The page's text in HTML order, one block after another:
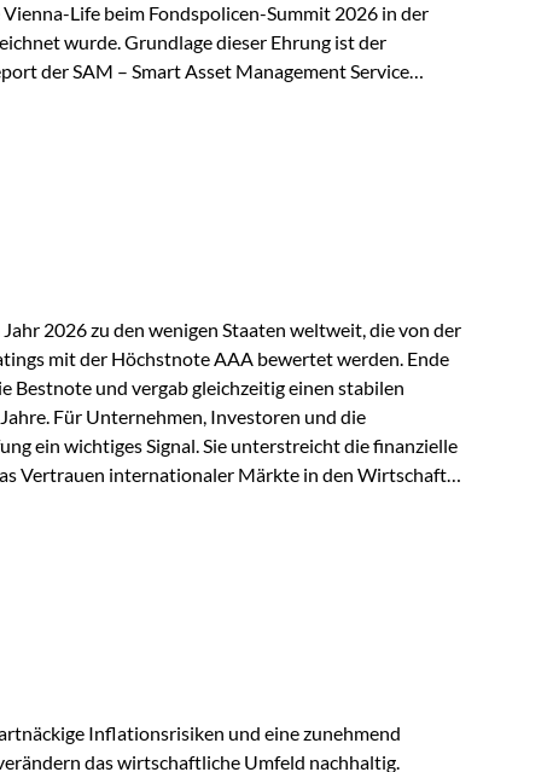
Life beim Fondspolicen-Summit 2026 in der
wurde. Grundlage dieser Ehrung ist der
der SAM – Smart Asset Management Service
Die ETF-Auswahl der Vienna-Life zählt zu den
2026 zu den wenigen Staaten weltweit, die von der
mit der Höchstnote AAA bewertet werden. Ende
Bestnote und vergab gleichzeitig einen stabilen
Für Unternehmen, Investoren und die
ein wichtiges Signal. Sie unterstreicht die finanzielle
Vertrauen internationaler Märkte in den Wirtschafts-
Rahmenbedingungen bleiben
Inflationsrisiken und eine zunehmend
das wirtschaftliche Umfeld nachhaltig.